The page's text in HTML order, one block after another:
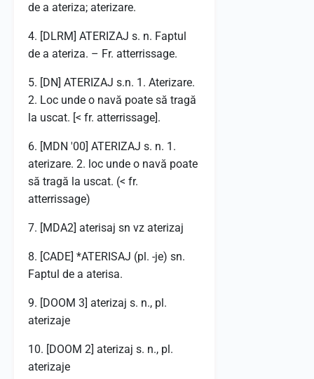
de a ateriza; aterizare.
4. [DLRM] ATERIZAJ s. n. Faptul
de a ateriza. – Fr. atterrissage.
5. [DN] ATERIZAJ s.n. 1. Aterizare.
2. Loc unde o navă poate să tragă
la uscat. [< fr. atterrissage].
6. [MDN '00] ATERIZAJ s. n. 1.
aterizare. 2. loc unde o navă poate
să tragă la uscat. (< fr.
atterrissage)
7. [MDA2] aterisaj sn vz aterizaj
8. [CADE] *ATERISAJ (pl. -je) sn.
Faptul de a aterisa.
9. [DOOM 3] aterizaj s. n., pl.
aterizaje
10. [DOOM 2] aterizaj s. n., pl.
aterizaje